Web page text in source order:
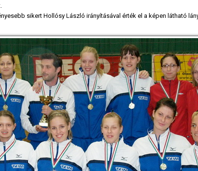
sikert Hollósy László irányításával érték el a képen látható